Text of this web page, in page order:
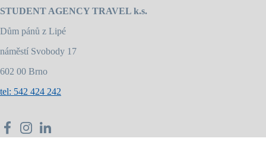
STUDENT AGENCY TRAVEL k.s.
Dům pánů z Lipé
náměstí Svobody 17
602 00 Brno
tel: 542 424 242